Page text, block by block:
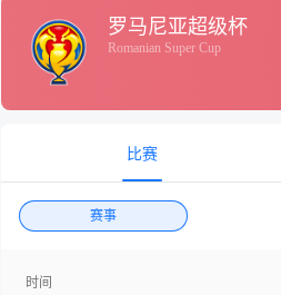
罗马尼亚超级杯
Romanian Super Cup
比赛
赛事
时间